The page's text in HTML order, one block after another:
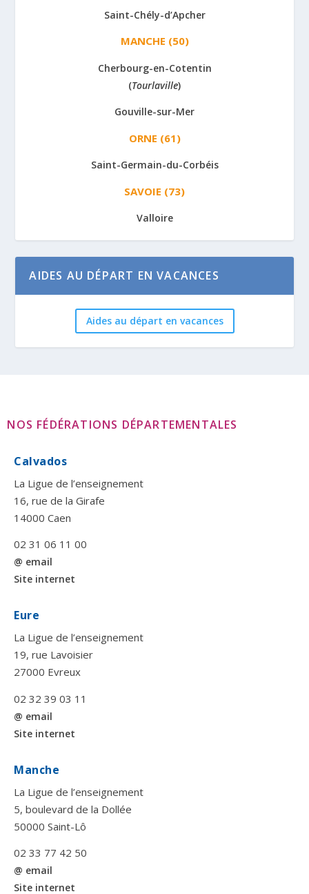
Saint-Chély-d’Apcher
MANCHE (50)
Cherbourg-en-Cotentin
(Tourlaville)
Gouville-sur-Mer
ORNE (61)
Saint-Germain-du-Corbéis
SAVOIE (73)
Valloire
AIDES AU DÉPART EN VACANCES
Aides au départ en vacances
NOS FÉDÉRATIONS DÉPARTEMENTALES
Calvados
La Ligue de l’enseignement
16, rue de la Girafe
14000 Caen
02 31 06 11 00
@ email
Site internet
Eure
La Ligue de l’enseignement
19, rue Lavoisier
27000 Evreux
02 32 39 03 11
@ email
Site internet
Manche
La Ligue de l’enseignement
5, boulevard de la Dollée
50000 Saint-Lô
02 33 77 42 50
@ email
Site internet